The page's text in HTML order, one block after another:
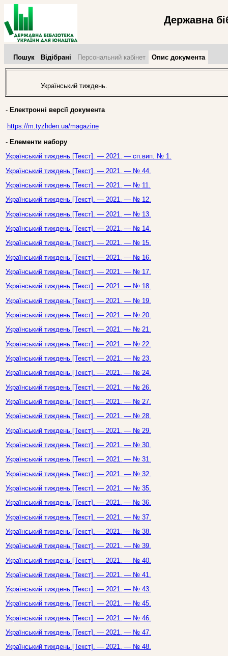
Державна
Пошук Відібрані Персональний кабінет Опис документа
Український тиждень.
- Електронні версії документа
https://m.tyzhden.ua/magazine
- Елементи набору
Український тиждень [Текст]. — 2021. — сп.вип. № 1.
Український тиждень [Текст]. — 2021. — № 44.
Український тиждень [Текст]. — 2021. — № 11.
Український тиждень [Текст]. — 2021. — № 12.
Український тиждень [Текст]. — 2021. — № 13.
Український тиждень [Текст]. — 2021. — № 14.
Український тиждень [Текст]. — 2021. — № 15.
Український тиждень [Текст]. — 2021. — № 16.
Український тиждень [Текст]. — 2021. — № 17.
Український тиждень [Текст]. — 2021. — № 18.
Український тиждень [Текст]. — 2021. — № 19.
Український тиждень [Текст]. — 2021. — № 20.
Український тиждень [Текст]. — 2021. — № 21.
Український тиждень [Текст]. — 2021. — № 22.
Український тиждень [Текст]. — 2021. — № 23.
Український тиждень [Текст]. — 2021. — № 24.
Український тиждень [Текст]. — 2021. — № 26.
Український тиждень [Текст]. — 2021. — № 27.
Український тиждень [Текст]. — 2021. — № 28.
Український тиждень [Текст]. — 2021. — № 29.
Український тиждень [Текст]. — 2021. — № 30.
Український тиждень [Текст]. — 2021. — № 31.
Український тиждень [Текст]. — 2021. — № 32.
Український тиждень [Текст]. — 2021. — № 35.
Український тиждень [Текст]. — 2021. — № 36.
Український тиждень [Текст]. — 2021. — № 37.
Український тиждень [Текст]. — 2021. — № 38.
Український тиждень [Текст]. — 2021. — № 39.
Український тиждень [Текст]. — 2021. — № 40.
Український тиждень [Текст]. — 2021. — № 41.
Український тиждень [Текст]. — 2021. — № 43.
Український тиждень [Текст]. — 2021. — № 45.
Український тиждень [Текст]. — 2021. — № 46.
Український тиждень [Текст]. — 2021. — № 47.
Український тиждень [Текст]. — 2021. — № 48.